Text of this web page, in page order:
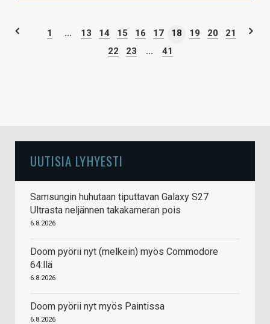
1 ... 13 14 15 16 17 18 19 20
21
22
23 ... 41
UUTISIA LYHYESTI
Samsungin huhutaan tiputtavan Galaxy S27
Ultrasta neljännen takakameran pois
6.8.2026
Doom pyörii nyt (melkein) myös Commodore
64:llä
6.8.2026
Doom pyörii nyt myös Paintissa
6.8.2026